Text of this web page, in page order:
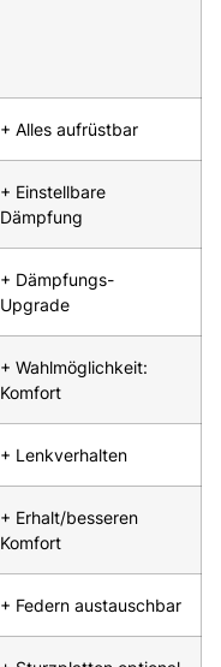
+ Alles aufrüstbar
+ Einstellbare
Dämpfung
+ Dämpfungs-
Upgrade
+ Wahlmöglichkeit:
Komfort
+ Lenkverhalten
+ Erhalt/besseren
Komfort
+ Federn austauschbar